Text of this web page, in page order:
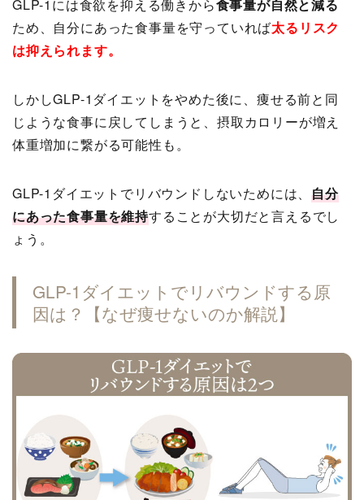
GLP-1には食欲を抑える働きから食事量が自然と減る
ため、自分にあった食事量を守っていれば太るリスク
は抑えられます。
しかしGLP-1ダイエットをやめた後に、痩せる前と同
じような食事に戻してしまうと、摂取カロリーが増え
体重増加に繋がる可能性も。
GLP-1ダイエットでリバウンドしないためには、自分
にあった食事量を維持することが大切だと言えるでし
ょう。
GLP-1ダイエットでリバウンドする原
因は？【なぜ痩せないのか解説】